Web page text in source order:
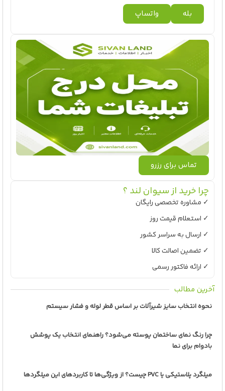
بله
واتساپ
تماس برای رزرو
چرا خرید از سیوان لند ؟
✓ مشاوره تخصصی رایگان
✓ استعلام قیمت روز
✓ ارسال به سراسر کشور
✓ تضمین اصالت کالا
✓ ارائه فاکتور رسمی
آخرین مطالب
نحوه انتخاب سایز شیرآلات بر اساس قطر لوله و فشار سیستم
چرا رنگ نمای ساختمان پوسته می‌شود؟ راهنمای انتخاب یک پوشش
بادوام برای نما
میلگرد پلاستیکی یا PVC چیست؟ از ویژگی‌ها تا کاربردهای این میلگردها